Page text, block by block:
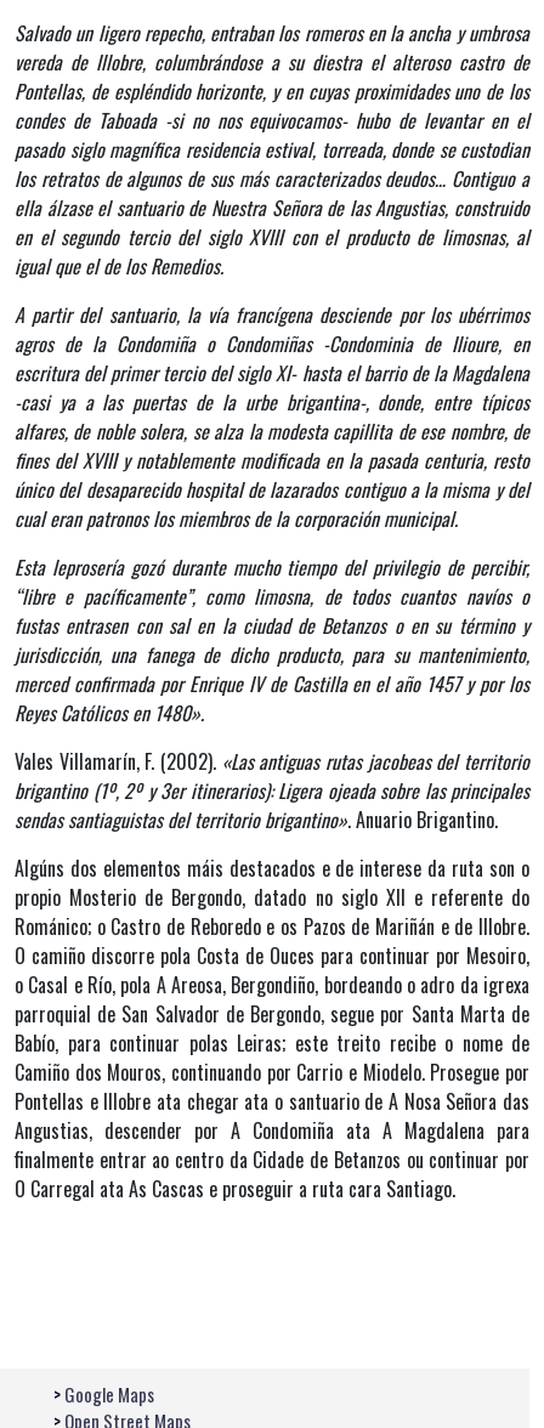
Salvado un ligero repecho, entraban los romeros en la ancha y umbrosa
vereda de Illobre, columbrándose a su diestra el alteroso castro de
Pontellas, de espléndido horizonte, y en cuyas proximidades uno de los
condes de Taboada -si no nos equivocamos- hubo de levantar en el
pasado siglo magnífica residencia estival, torreada, donde se custodian
los retratos de algunos de sus más caracterizados deudos… Contiguo a
ella álzase el santuario de Nuestra Señora de las Angustias, construido
en el segundo tercio del siglo XVIII con el producto de limosnas, al
igual que el de los Remedios.
A partir del santuario, la vía francígena desciende por los ubérrimos
agros de la Condomiña o Condomiñas -Condominia de Ilioure, en
escritura del primer tercio del siglo XI- hasta el barrio de la Magdalena
-casi ya a las puertas de la urbe brigantina-, donde, entre típicos
alfares, de noble solera, se alza la modesta capillita de ese nombre, de
fines del XVIII y notablemente modificada en la pasada centuria, resto
único del desaparecido hospital de lazarados contiguo a la misma y del
cual eran patronos los miembros de la corporación municipal.
Esta leprosería gozó durante mucho tiempo del privilegio de percibir,
“libre e pacíficamente”, como limosna, de todos cuantos navíos o
fustas entrasen con sal en la ciudad de Betanzos o en su término y
jurisdicción, una fanega de dicho producto, para su mantenimiento,
merced confirmada por Enrique IV de Castilla en el año 1457 y por los
Reyes Católicos en 1480».
Vales Villamarín, F. (2002). «Las antiguas rutas jacobeas del territorio
brigantino (1º, 2º y 3er itinerarios): Ligera ojeada sobre las principales
sendas santiaguistas del territorio brigantino». Anuario Brigantino.
Algúns dos elementos máis destacados e de interese da ruta son o
propio Mosterio de Bergondo, datado no siglo XII e referente do
Románico; o Castro de Reboredo e os Pazos de Mariñán e de Illobre.
O camiño discorre pola Costa de Ouces para continuar por Mesoiro,
o Casal e Río, pola A Areosa, Bergondiño, bordeando o adro da igrexa
parroquial de San Salvador de Bergondo, segue por Santa Marta de
Babío, para continuar polas Leiras; este treito recibe o nome de
Camiño dos Mouros, continuando por Carrio e Miodelo. Prosegue por
Pontellas e Illobre ata chegar ata o santuario de A Nosa Señora das
Angustias, descender por A Condomiña ata A Magdalena para
finalmente entrar ao centro da Cidade de Betanzos ou continuar por
O Carregal ata As Cascas e proseguir a ruta cara Santiago.
Google Maps
Open Street Maps